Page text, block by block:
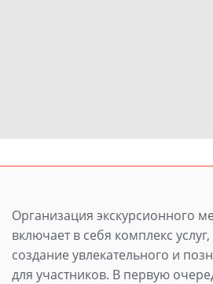
Организация экскурсионного
включает в себя комплекс
создание увлекательного и
для участников. В первую